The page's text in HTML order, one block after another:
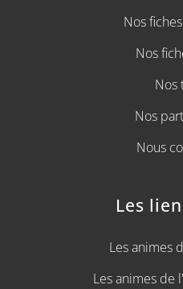
Nos
Nos
Nos
Nos
Nous
Les
Les animes
Les animes de